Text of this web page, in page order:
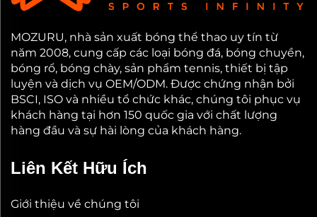
MOZURU, nhà sản xuất bóng thể thao uy tín từ
năm 2008, cung cấp các loại bóng đá, bóng chuyền,
bóng rổ, bóng chày, sản phẩm tennis, thiết bị tập
luyện và dịch vụ OEM/ODM. Được chứng nhận bởi
BSCI, ISO và nhiều tổ chức khác, chúng tôi phục vụ
khách hàng tại hơn 150 quốc gia với chất lượng
hàng đầu và sự hài lòng của khách hàng.
Liên Kết Hữu Ích
Giới thiệu về chúng tôi